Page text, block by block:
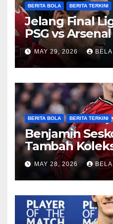
BERITA BOLA BERITA TERKINI
Jelang Final
PSG vs
Sengit
MAY 29, 2026
BERITA BOLA BERITA TERKINI
Benjamin
Tambah
2026/27
MAY 28, 2026